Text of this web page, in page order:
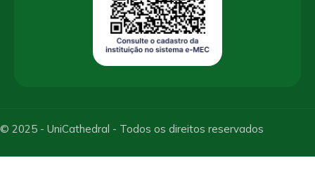
© 2025 - UniCathedral - Todos os direitos reservados